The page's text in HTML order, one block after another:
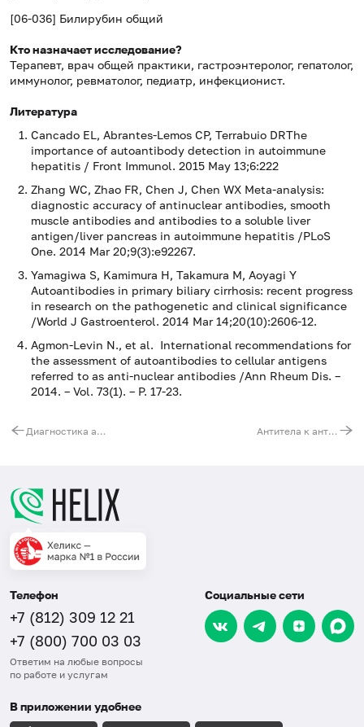
[06-036] Билирубин общий
Кто назначает исследование?
Терапевт, врач общей практики, гастроэнтеролог, гепатолог,
иммунолог, ревматолог, педиатр, инфекционист.
Литература
Cancado EL, Abrantes-Lemos CP, Terrabuio DRThe
importance of autoantibody detection in autoimmune
hepatitis / Front Immunol. 2015 May 13;6:222
Zhang WC, Zhao FR, Chen J, Chen WX Meta-analysis:
diagnostic accuracy of antinuclear antibodies, smooth
muscle antibodies and antibodies to a soluble liver
antigen/liver pancreas in autoimmune hepatitis /PLoS
One. 2014 Mar 20;9(3):e92267.
Yamagiwa S, Kamimura H, Takamura M, Aoyagi Y
Autoantibodies in primary biliary cirrhosis: recent progress
in research on the pathogenetic and clinical significance
/World J Gastroenterol. 2014 Mar 14;20(10):2606-12.
Agmon-Levin N., et al. International recommendations for
the assessment of autoantibodies to cellular antigens
referred to as anti-nuclear antibodies /Ann Rheum Dis. –
2014. – Vol. 73(1). – P. 17-23.
Диагностика аутоиммунного поражения почек Антитела к антигенам аутоиммунных заболеваний печени (растворимому антигену печени (SLA/LP), антитела к цитозольному антигену (LC-1),антитела к микросомам печени-почек 1 типа (LKM-1), антитела к митохондриям М2 (AMA-M2), пируват-декарбоксилазному комплексу митохондрий (PDC-M23E), антитела к антигену Sp100, антитела к антигенам PML и gp210), IgG (иммуноблот)
Телефон
+7 (812) 309 12 21
+7 (800) 700 03 03
Ответим на любые вопросы
по работе и услугам
Социальные сети
В приложении удобнее